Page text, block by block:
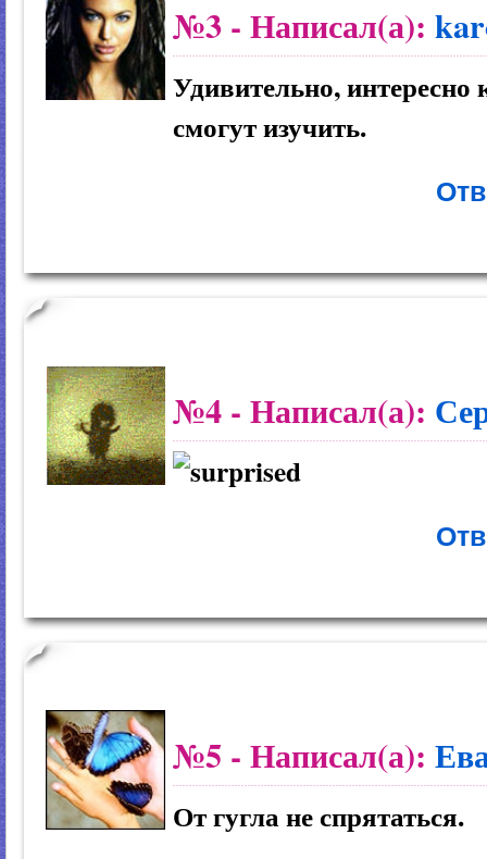
№3 - Написал(а):
Удивительно, интересно
смогут изучить.
№4 - Написал(а):
№5 - Написал(а):
От гугла не спрятаться.